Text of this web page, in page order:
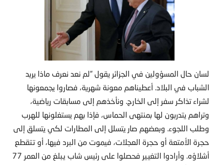
لسان حال المسؤولين في الجزائر يقول “لم نعد نعرف ماذا يريد
الشباب في البلاد. أعطيناهم معونة شهرية، فصاروا يجمعونها
لشراء تذاكر سفر إلى الخارج. ونأخذهم إلى مسابقات رياضية،
وتراهم يتدربون لها بمنتهى الحماس، فإذا بهم يستغلونها للهرب
وطلب اللجوء. وبعضهم صار يتسلل إلى المطارات لكي يتسلق إلى
حجرة الأمتعة أو حجرة العجلات، فيموت من البرد فيها، أو تتقطع
أشلاؤه. وأرادوا التغيير فحصلوا على رئيس شاب يبلغ من العمر 77
عاما، ولأجل خدمة طموحاتهم المستقبلية، فإنه ينوي البقاء في